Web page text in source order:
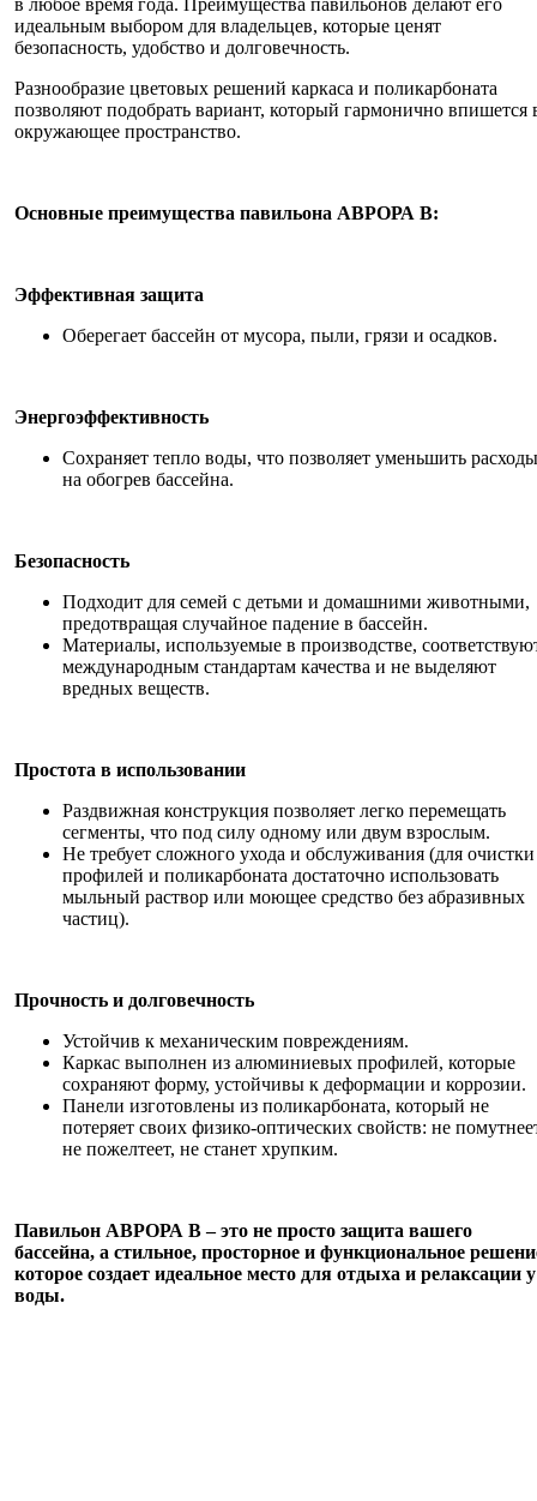
идеальным выбором для владельцев, которые ценят
безопасность, удобство и долговечность.
Разнообразие цветовых решений каркаса и поликарбоната
позволяют подобрать вариант, который гармонично впишется
окружающее пространство.
Основные преимущества павильона АВРОРА В:
Эффективная защита
Оберегает бассейн от мусора, пыли, грязи и осадков.
Энергоэффективность
Сохраняет тепло воды, что позволяет уменьшить расходы
на обогрев бассейна.
Безопасность
Подходит для семей с детьми и домашними животными,
предотвращая случайное падение в бассейн.
Материалы, используемые в производстве,
международным стандартам качества и не выделяют
вредных веществ.
Простота в использовании
Раздвижная конструкция позволяет легко перемещать
сегменты, что под силу одному или двум взрослым.
Не требует сложного ухода и обслуживания (для очистки
профилей и поликарбоната достаточно использовать
мыльный раствор или моющее средство без абразивных
частиц).
Прочность и долговечность
Устойчив к механическим повреждениям.
Каркас выполнен из алюминиевых профилей, которые
сохраняют форму, устойчивы к деформации и коррозии.
Панели изготовлены из поликарбоната, который не
потеряет своих физико-оптических свойств: не
не пожелтеет, не станет хрупким.
Павильон АВРОРА В – это не просто защита вашего
бассейна, а стильное, просторное и функциональное
которое создает идеальное место для отдыха и релаксации у
воды.